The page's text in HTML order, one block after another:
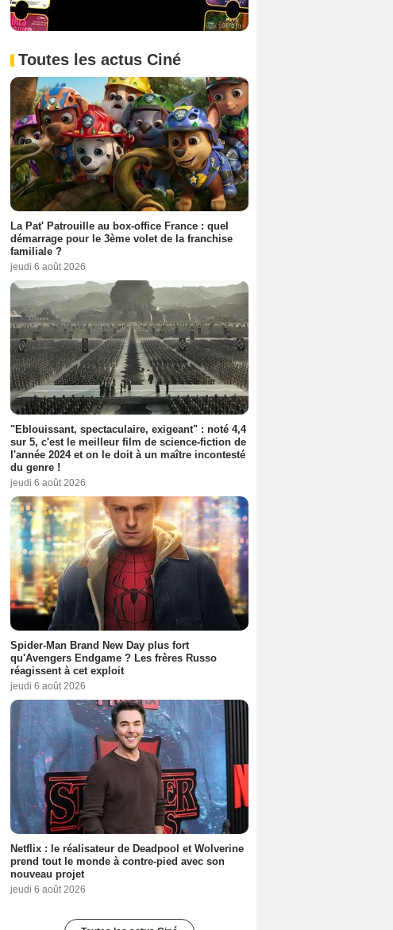
Toutes les actus Ciné
La Pat' Patrouille au box-office France : quel
démarrage pour le 3ème volet de la franchise
familiale ?
jeudi 6 août 2026
"Eblouissant, spectaculaire, exigeant" : noté 4,4
sur 5, c'est le meilleur film de science-fiction de
l'année 2024 et on le doit à un maître incontesté
du genre !
jeudi 6 août 2026
Spider-Man Brand New Day plus fort
qu'Avengers Endgame ? Les frères Russo
réagissent à cet exploit
jeudi 6 août 2026
Netflix : le réalisateur de Deadpool et Wolverine
prend tout le monde à contre-pied avec son
nouveau projet
jeudi 6 août 2026